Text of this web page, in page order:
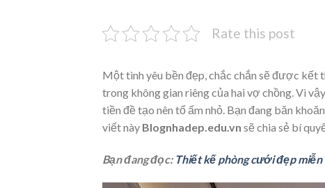
Rate this post
Một tình yêu bền đẹp, chắc chắn sẽ được kết
trong không gian riêng của hai vợ chồng. Vì
tiền đề tạo nên tổ ấm nhỏ. Bạn đang băn
viết này Blognhadep.edu.vn sẽ chia sẻ bí
Bạn đang đọc: Thiết kế phòng cưới đẹp